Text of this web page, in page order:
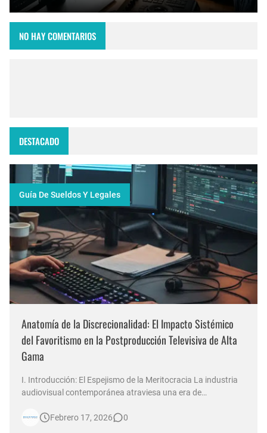
NO HAY COMENTARIOS
DESTACADO
Guía De Sueldos Y Legales
Anatomía de la Discrecionalidad: El Impacto Sistémico
del Favoritismo en la Postproducción Televisiva de Alta
Gama
I. Introducción: El Espejismo de la Meritocracia La industria
audiovisual contemporánea atraviesa una era de
noticias en Argentina invierten millones de dólares en
Febrero 17, 2026 0